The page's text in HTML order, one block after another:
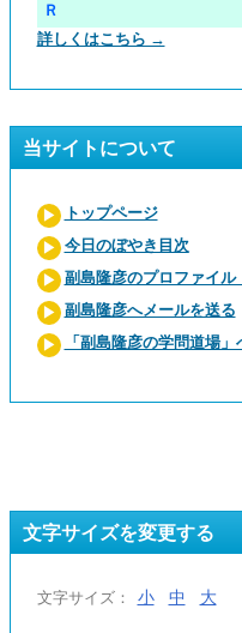
Ｒ
詳しくはこちら →
当サイトについて
トップページ
今日のぼやき目次
副島隆彦のプロファイル
副島隆彦へメールを送る
「副島隆彦の学問道場
文字サイズを変更する
文字サイズ： 小 中 大